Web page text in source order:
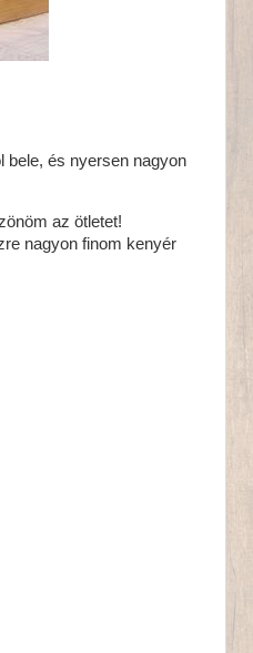
bele, és nyersen nagyon
az ötletet!
nagyon finom kenyér